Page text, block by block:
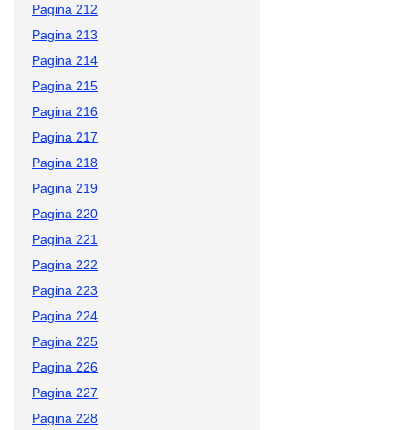
Pagina 212
Pagina 213
Pagina 214
Pagina 215
Pagina 216
Pagina 217
Pagina 218
Pagina 219
Pagina 220
Pagina 221
Pagina 222
Pagina 223
Pagina 224
Pagina 225
Pagina 226
Pagina 227
Pagina 228